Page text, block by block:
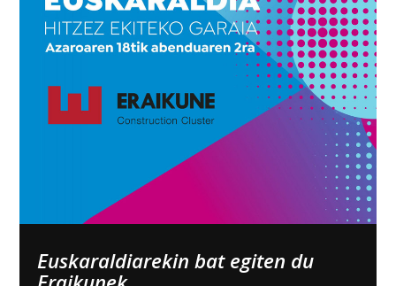
Euskaraldiarekin bat egiten du